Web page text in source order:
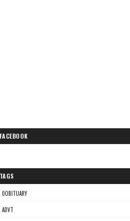
FACEBOOK
TAGS
0OBITUARY
ADVT